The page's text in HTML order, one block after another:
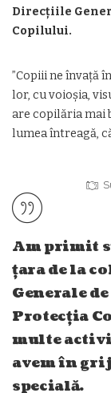
Direcțiile
Copilului.
”Copiii ne învață
lor, cu voioșia,
are copilăria mai
lumea întreagă,
Am primit
țara de la
Generale
Protecția
multe
avem în
specială.